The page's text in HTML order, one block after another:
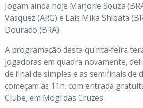
Jogam ainda hoje Marjorie Souza
Vasquez (ARG) e Laís Mika Shibata
Dourado (BRA).
A programação desta quinta-feira
jogadoras em quadra novamente,
de final de simples e as semifinais de
começam às 11h, com entrada
Clube, em Mogi das Cruzes.